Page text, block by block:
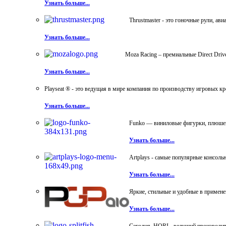
Узнать больше...
Thrustmaster - это гоночные рули,
Узнать больше...
Moza Racing – премиальные Direct
Узнать больше...
Playseat ® - это ведущая в мире компания по производству игровых
Узнать больше...
Funko — виниловые фигурки,
Узнать больше...
Artplays - самые популярные
Узнать больше...
Яркие, стильные и удобные в
Узнать больше...